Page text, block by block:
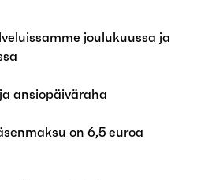
joulukuussa ja
ansiopäiväraha
on 6,5 euroa